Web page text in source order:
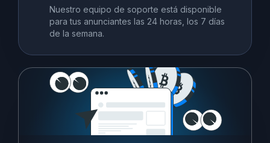
Nuestro equipo de soporte está disponible
para tus anunciantes las 24 horas, los 7 días
de la semana.